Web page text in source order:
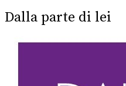
Dalla parte di lei